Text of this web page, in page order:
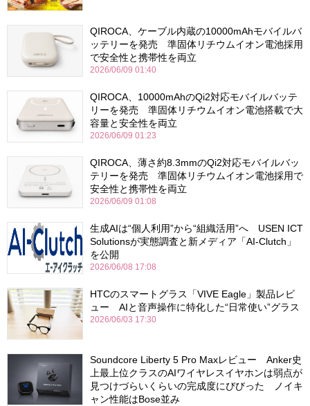
QIROCA、ケーブル内蔵の10000mAhモバイルバ
ッテリーを発売 準固体リチウムイオン電池採用
で安全性と携帯性を両立
2026/06/09 01:40
QIROCA、10000mAhのQi2対応モバイルバッテ
リーを発売 準固体リチウムイオン電池搭載で大
容量と安全性を両立
2026/06/09 01:23
QIROCA、薄さ約8.3mmのQi2対応モバイルバッ
テリーを発売 準固体リチウムイオン電池採用で
安全性と携帯性を両立
2026/06/09 01:08
生成AIは“個人利用”から“組織活用”へ USEN ICT
Solutionsが実態調査と新メディア「AI-Clutch」
を公開
2026/06/08 17:08
HTCのスマートグラス「VIVE Eagle」製品レビ
ュー AIと音声操作に特化した“日常使い”グラス
2026/06/03 17:30
Soundcore Liberty 5 Pro Maxレビュー Anker史
上最上位クラスのAIワイヤレスイヤホンは弱点が
見つけづらいくらいの完成度にびびった ノイキ
ャン性能はBose並み